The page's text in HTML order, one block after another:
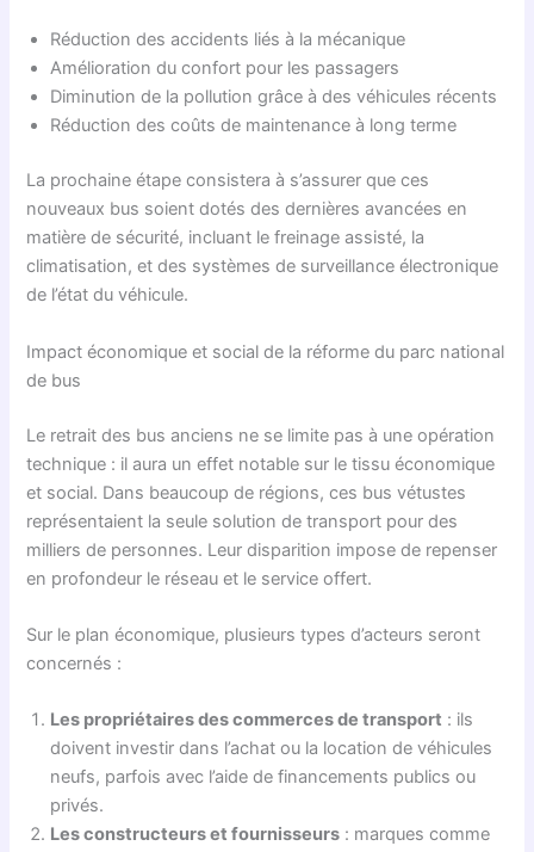
Réduction des accidents liés à la mécanique
Amélioration du confort pour les passagers
Diminution de la pollution grâce à des véhicules récents
Réduction des coûts de maintenance à long terme
La prochaine étape consistera à s’assurer que ces
nouveaux bus soient dotés des dernières avancées en
matière de sécurité, incluant le freinage assisté, la
climatisation, et des systèmes de surveillance électronique
de l’état du véhicule.
Impact économique et social de la réforme du parc national
de bus
Le retrait des bus anciens ne se limite pas à une opération
technique : il aura un effet notable sur le tissu économique
et social. Dans beaucoup de régions, ces bus vétustes
représentaient la seule solution de transport pour des
milliers de personnes. Leur disparition impose de repenser
en profondeur le réseau et le service offert.
Sur le plan économique, plusieurs types d’acteurs seront
concernés :
Les propriétaires des commerces de transport : ils
doivent investir dans l’achat ou la location de véhicules
neufs, parfois avec l’aide de financements publics ou
privés.
Les constructeurs et fournisseurs : marques comme